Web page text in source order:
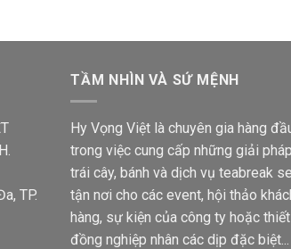
TP.
TẦM NHÌN VÀ SỨ MỆNH
Hy Vọng Việt là chuyên gia hàng
trong việc cung cấp những giải
trái cây, bánh và dịch vụ teabreak
tận nơi cho các event, hội thảo
hàng, sự kiện của công ty hoặc
đồng nghiệp nhân các dịp đặc biệt...